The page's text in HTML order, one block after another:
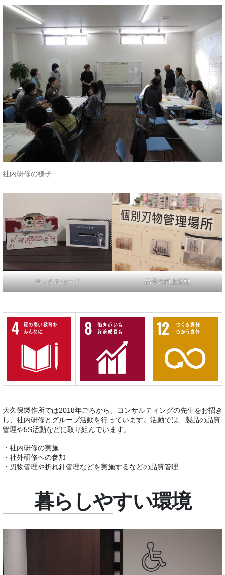
社内研修の様子
サンクスカード 品質の向上活動
大久保製作所では2018年ごろから、コンサルティングの先生をお招き
し、社内研修とグループ活動を行っています。活動では、製品の品質
管理や5S活動などに取り組んでいます。
・社内研修の実施
・社外研修への参加
・刃物管理や折れ針管理などを実施するなどの品質管理
暮らしやすい環境